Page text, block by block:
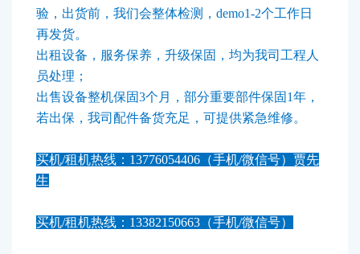
验，出货前，我们会整体检测，demo1-2个工作日
再发货。
出租设备，服务保养，升级保固，均为我司工程人
员处理；
出售设备整机保固3个月，部分重要部件保固1年，
若出保，我司配件备货充足，可提供紧急维修。
买机/租机热线：13776054406（手机/微信号）贾先
生
买机/租机热线：13382150663（手机/微信号）